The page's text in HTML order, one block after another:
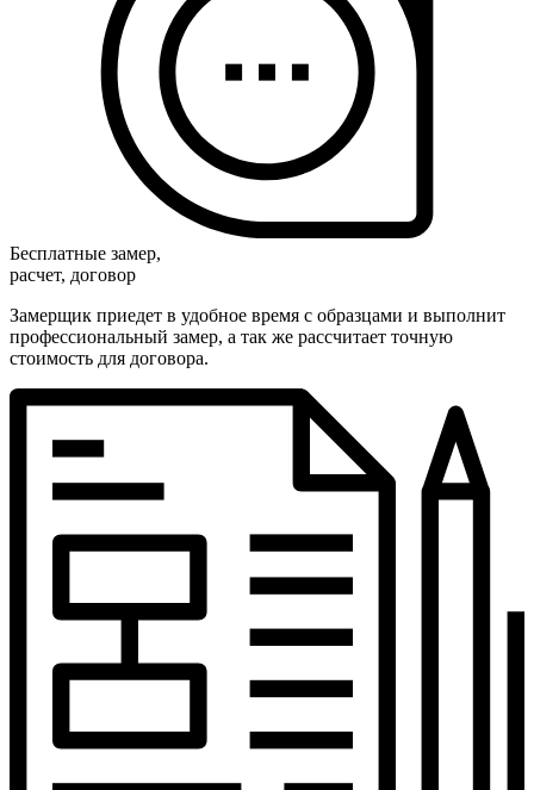
Бесплатные замер,
расчет, договор
Замерщик приедет в удобное время с образцами и выполнит
профессиональный замер, а так же рассчитает точную
стоимость для договора.